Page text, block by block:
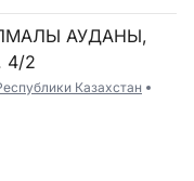
АУДАНЫ,
4/2
Казахстан